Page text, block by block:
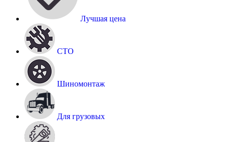
Лучшая цена
СТО
Шиномонтаж
Для грузовых